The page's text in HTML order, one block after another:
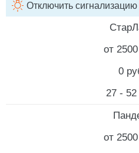
НАИМЕНОВАНИЕ УСЛУГИ
Отключить сигнализацию
от
0
27 -
от